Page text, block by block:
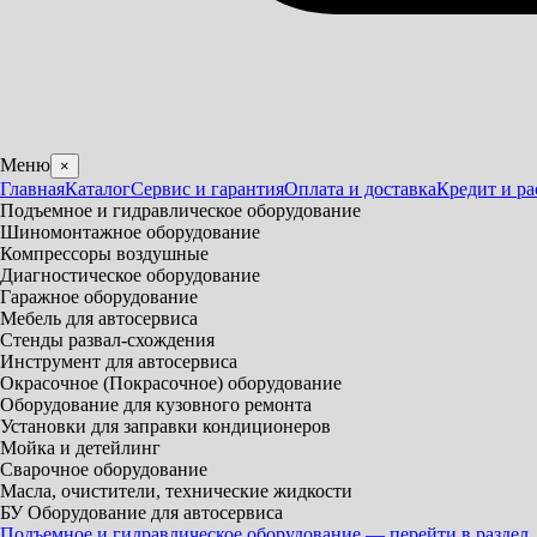
Меню ×
ГлавнаяКаталогСервис и гарантияОплата и доставкаКредит и
Подъемное и гидравлическое оборудование
Шиномонтажное оборудование
Компрессоры воздушные
Диагностическое оборудование
Гаражное оборудование
Мебель для автосервиса
Стенды развал-схождения
Инструмент для автосервиса
Окрасочное (Покрасочное) оборудование
Оборудование для кузовного ремонта
Установки для заправки кондиционеров
Мойка и детейлинг
Сварочное оборудование
Масла, очистители, технические жидкости
БУ Оборудование для автосервиса